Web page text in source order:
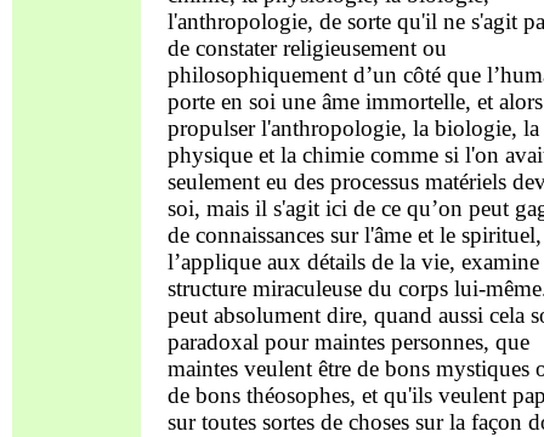
l'anthropologie, de sorte qu'il ne s'agit
de constater religieusement ou
philosophiquement d’un côté que
porte en soi une âme immortelle, et
propulser l'anthropologie, la biologie, la
physique et la chimie comme si l'on
seulement eu des processus matériels
soi, mais il s'agit ici de ce qu’on peut
de connaissances sur l'âme et le
l’applique aux détails de la vie, examine
structure miraculeuse du corps lui-
peut absolument dire, quand aussi cela
paradoxal pour maintes personnes, que
maintes veulent être de bons mystiques
de bons théosophes, et qu'ils veulent
sur toutes sortes de choses sur la façon